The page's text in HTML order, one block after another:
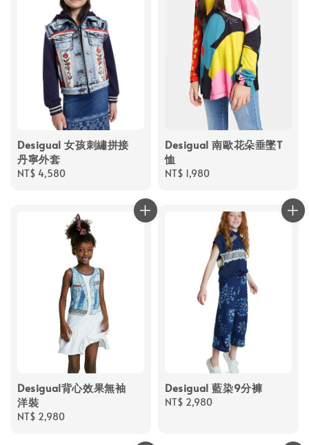
Desigual 女孩刺繡拼接
丹寧外套
Regular
NT$ 4,580
Desigual 南歐花朵垂墜T
恤
Regular
NT$ 1,980
Desigual背心效果無袖
洋裝
Regular
NT$ 2,980
Desigual 藍染9分褲
Regular
NT$ 2,980